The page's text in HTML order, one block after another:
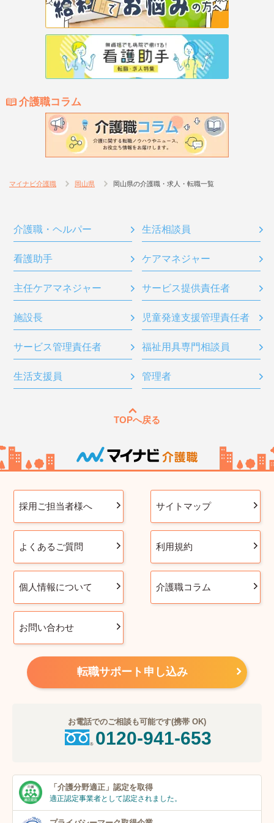
介護職コラム
マイナビ介護職 岡山県 岡山県の介護職・求人・転職一覧
介護職・ヘルパー 生活相談員
看護助手 ケアマネジャー
主任ケアマネジャー サービス提供責任者
施設長 児童発達支援管理責任者
サービス管理責任者 福祉用具専門相談員
生活支援員 管理者
TOPへ戻る
採用ご担当者様へ サイトマップ
よくあるご質問 利用規約
個人情報について 介護職コラム
お問い合わせ
転職サポート申し込み
お電話でのご相談も可能です(携帯 OK)
0120-941-653
「介護分野適正」 認定を取得
適正認定事業者として認定されました。